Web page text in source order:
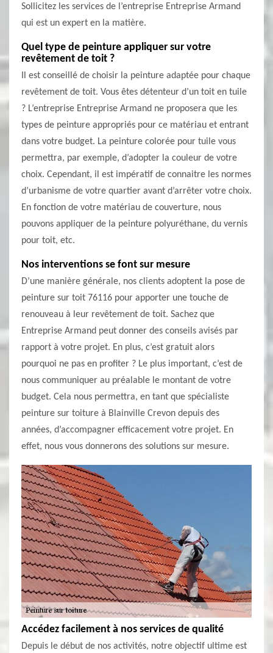
Sollicitez les services de l’entreprise Entreprise Armand
qui est un expert en la matière.
Quel type de peinture appliquer sur votre
revêtement de toit ?
Il est conseillé de choisir la peinture adaptée pour chaque
revêtement de toit. Vous êtes détenteur d’un toit en tuile
? L’entreprise Entreprise Armand ne proposera que les
types de peinture appropriés pour ce matériau et entrant
dans votre budget. La peinture colorée pour tuile vous
permettra, par exemple, d’adopter la couleur de votre
choix. Cependant, il est impératif de connaitre les normes
d’urbanisme de votre quartier avant d’arrêter votre choix.
En fonction de votre matériau de couverture, nous
pouvons appliquer de la peinture polyuréthane, du vernis
pour toit, etc.
Nos interventions se font sur mesure
D’une manière générale, nos clients adoptent la pose de
peinture sur toit 76116 pour apporter une touche de
renouveau à leur revêtement de toit. Sachez que
Entreprise Armand peut donner des conseils avisés par
rapport à votre projet. En plus, c’est gratuit alors
pourquoi ne pas en profiter ? Le plus important, c’est de
nous communiquer au préalable le montant de votre
budget. Cela nous permettra, en tant que spécialiste
peinture sur toiture à Blainville Crevon depuis des
années, d’accompagner efficacement votre projet. En
effet, nous vous donnerons des solutions sur mesure.
Accédez facilement à nos services de qualité
Depuis le début de nos activités, notre objectif ultime est